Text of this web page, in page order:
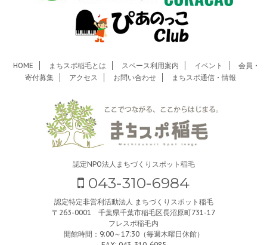
HOME まちスポ稲毛とは スペース利用案内 イベント
会員・
寄付募集
アクセス お問い合わせ まちスポ通信・情報
認定NPO法人まちづくりスポット稲毛
043-310-6984
認定特定非営利活動法人 まちづくりスポット稲毛
〒263-0001 千葉県千葉市稲毛区長沼原町731-17
フレスポ稲毛内
開館時間：9:00～17:30（毎週木曜日休館）